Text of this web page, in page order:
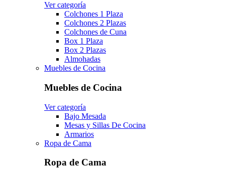
Ver categoría
Colchones 1 Plaza
Colchones 2 Plazas
Colchones de Cuna
Box 1 Plaza
Box 2 Plazas
Almohadas
Muebles de Cocina
Muebles de Cocina
Ver categoría
Bajo Mesada
Mesas y Sillas De Cocina
Armarios
Ropa de Cama
Ropa de Cama